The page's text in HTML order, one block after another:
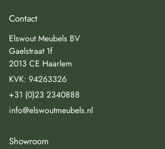
Contact
Elswout Meubels BV
Gaelstraat 1f
2013 CE Haarlem
KVK: 94263326
+31 (0)23 2340888
info@elswoutmeubels.nl
Showroom